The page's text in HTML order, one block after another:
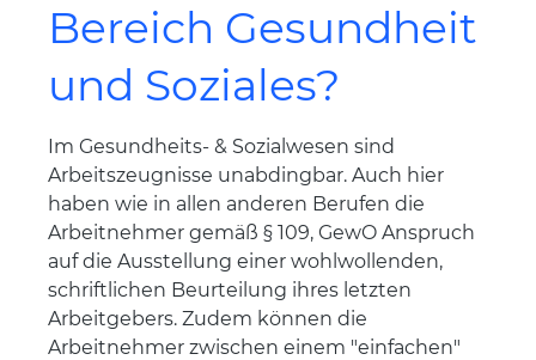
Bereich Gesundheit
und Soziales?
Im Gesundheits- & Sozialwesen sind
Arbeitszeugnisse unabdingbar. Auch hier
haben wie in allen anderen Berufen die
Arbeitnehmer gemäß § 109, GewO Anspruch
auf die Ausstellung einer wohlwollenden,
schriftlichen Beurteilung ihres letzten
Arbeitgebers. Zudem können die
Arbeitnehmer zwischen einem "einfachen"